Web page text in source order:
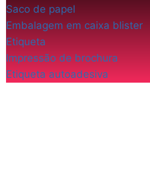
Saco de papel
Embalagem em caixa blister
Etiqueta
Impressão de brochura
Etiqueta autoadesiva